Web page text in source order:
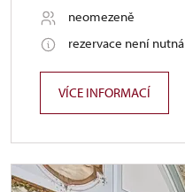
neomezeně
rezervace není nutná
VÍCE INFORMACÍ